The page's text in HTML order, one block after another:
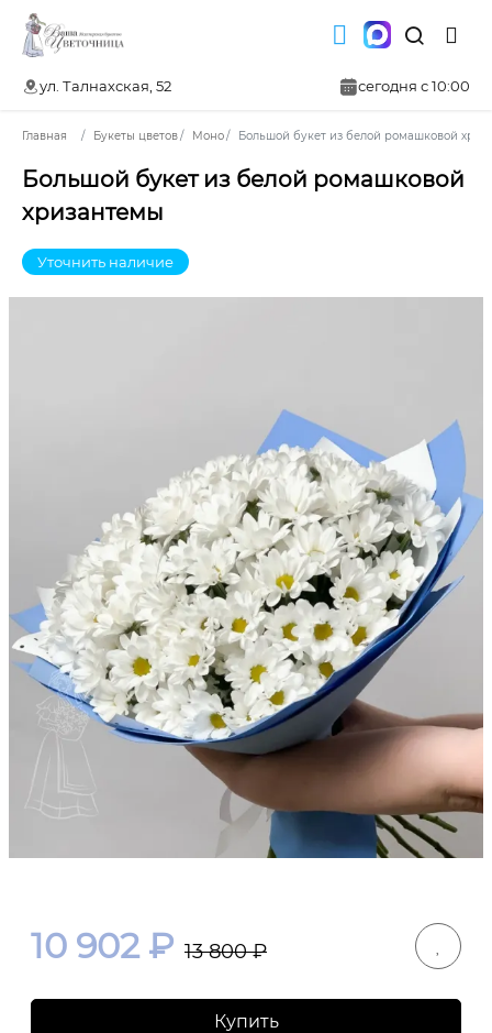
ул. Талнахская, 52 сегодня с 10:00
Главная Букеты цветов Моно Большой букет из белой ромашковой
Большой букет из белой ромашковой
хризантемы
Уточнить наличие
10 902₽ 13 800₽
Купить